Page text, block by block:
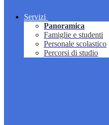
Servizi
Panoramica
Famiglie e studenti
Personale scolastico
Percorsi di studio